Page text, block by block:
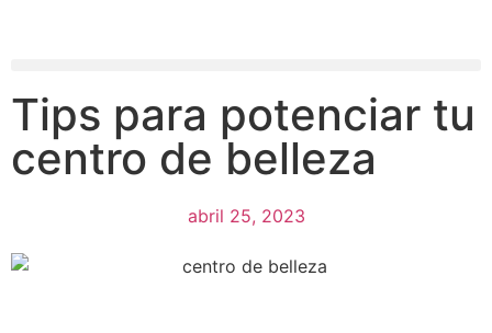
Tips para potenciar tu
centro de belleza
abril 25, 2023